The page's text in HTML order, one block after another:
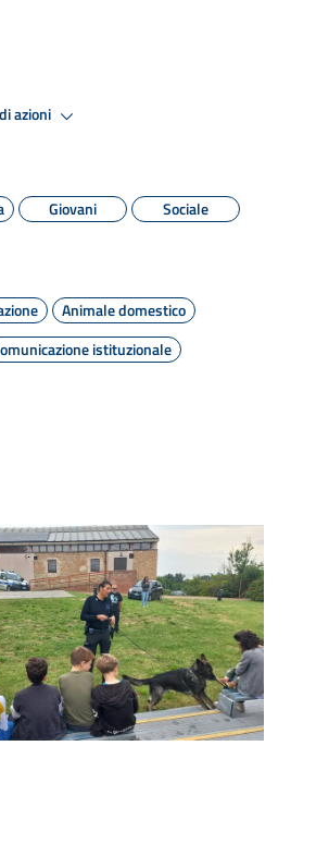
azioni
Giovani Sociale
Animale domestico
istituzionale